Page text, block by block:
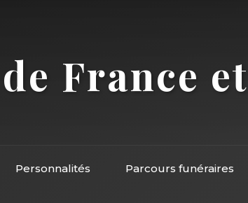
France
Personnalités Parcours funéraires